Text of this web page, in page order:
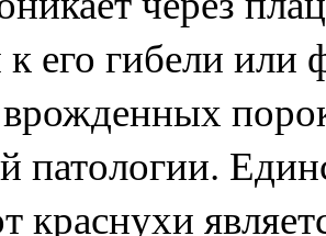
к его гибели
патологии.
краснухи